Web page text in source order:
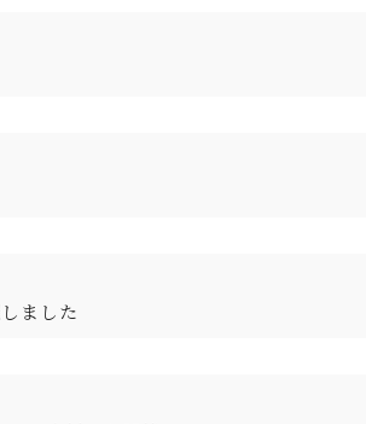
ました